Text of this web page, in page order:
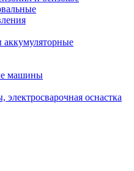
машины
оснастка